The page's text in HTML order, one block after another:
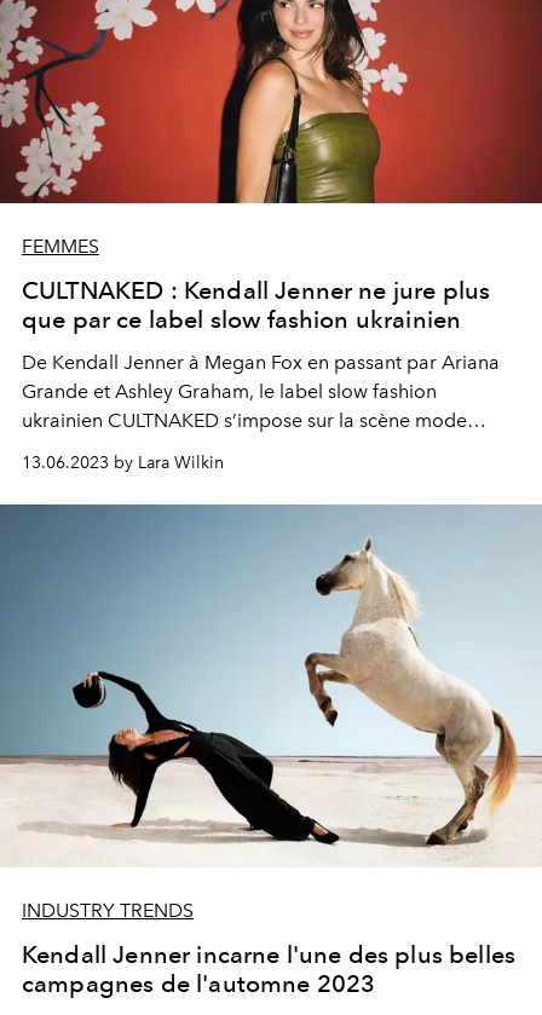
FEMMES
CULTNAKED : Kendall Jenner ne jure plus
que par ce label slow fashion ukrainien
De Kendall Jenner à Megan Fox en passant par Ariana
Grande et Ashley Graham, le label slow fashion
ukrainien CULTNAKED s’impose sur la scène mode
comme le nouveau nom incontournable.
13.06.2023 by Lara Wilkin
INDUSTRY TRENDS
Kendall Jenner incarne l'une des plus belles
campagnes de l'automne 2023